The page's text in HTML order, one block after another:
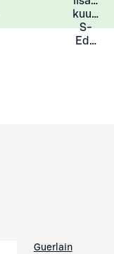
S-
Eduista
Guerlain